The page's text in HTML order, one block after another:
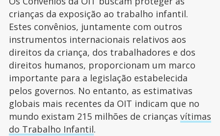
crianças da exposição ao trabalho infantil.
Estes convênios, juntamente com outros
instrumentos internacionais relativos aos
direitos da criança, dos trabalhadores e dos
direitos humanos, proporcionam um marco
importante para a legislação estabelecida
pelos governos. No entanto, as estimativas
globais mais recentes da OIT indicam que no
mundo existam 215 milhões de crianças vítimas
do Trabalho Infantil.